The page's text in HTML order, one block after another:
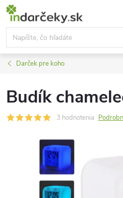
Prejsť
obsah
Darček pre koho
Budík
3 hodnotenia